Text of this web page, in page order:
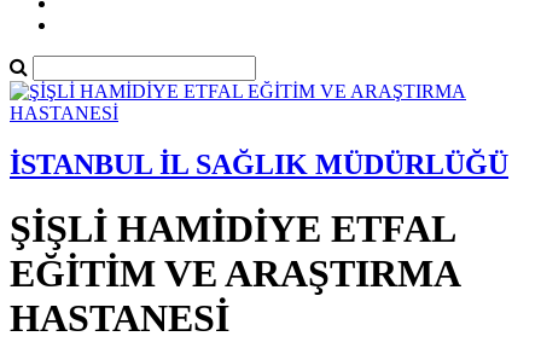
İSTANBUL İL SAĞLIK MÜDÜRLÜĞÜ
ŞİŞLİ HAMİDİYE ETFAL
EĞİTİM VE ARAŞTIRMA
HASTANESİ